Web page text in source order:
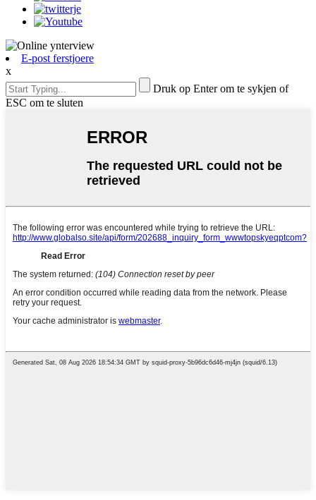
E-post ferstjoere
x
Druk op Enter om te sykjen of
ESC om te sluten